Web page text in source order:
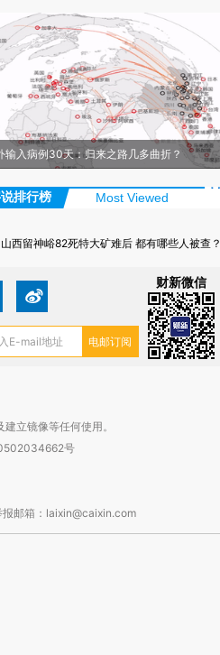
输入病例30天：归来之路几多曲折？
排行榜 Most Viewed
西留神峪82死特大矿难后 都有哪些人被查？
财新微信
立镜像等任何使用。
号
邮箱：laixin@caixin.com